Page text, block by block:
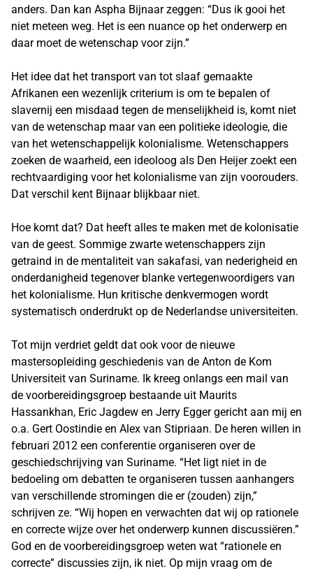
anders. Dan kan Aspha Bijnaar zeggen: “Dus ik gooi het
niet meteen weg. Het is een nuance op het onderwerp en
daar moet de wetenschap voor zijn.”
Het idee dat het transport van tot slaaf gemaakte
Afrikanen een wezenlijk criterium is om te bepalen of
slavernij een misdaad tegen de menselijkheid is, komt niet
van de wetenschap maar van een politieke ideologie, die
van het wetenschappelijk kolonialisme. Wetenschappers
zoeken de waarheid, een ideoloog als Den Heijer zoekt een
rechtvaardiging voor het kolonialisme van zijn voorouders.
Dat verschil kent Bijnaar blijkbaar niet.
Hoe komt dat? Dat heeft alles te maken met de kolonisatie
van de geest. Sommige zwarte wetenschappers zijn
getraind in de mentaliteit van sakafasi, van nederigheid en
onderdanigheid tegenover blanke vertegenwoordigers van
het kolonialisme. Hun kritische denkvermogen wordt
systematisch onderdrukt op de Nederlandse universiteiten.
Tot mijn verdriet geldt dat ook voor de nieuwe
mastersopleiding geschiedenis van de Anton de Kom
Universiteit van Suriname. Ik kreeg onlangs een mail van
de voorbereidingsgroep bestaande uit Maurits
Hassankhan, Eric Jagdew en Jerry Egger gericht aan mij en
o.a. Gert Oostindie en Alex van Stipriaan. De heren willen in
februari 2012 een conferentie organiseren over de
geschiedschrijving van Suriname. “Het ligt niet in de
bedoeling om debatten te organiseren tussen aanhangers
van verschillende stromingen die er (zouden) zijn,”
schrijven ze. “Wij hopen en verwachten dat wij op rationele
en correcte wijze over het onderwerp kunnen discussiëren.”
God en de voorbereidingsgroep weten wat “rationele en
correcte” discussies zijn, ik niet. Op mijn vraag om de